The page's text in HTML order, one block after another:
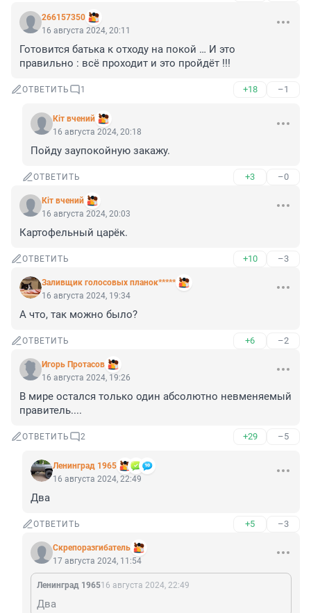
266157350
16 августа 2024, 20:11
Готовится батька к отходу на покой … И это
правильно : всё проходит и это пройдёт !!!
ОТВЕТИТЬ 1 +18 –1
Кiт вчений
16 августа 2024, 20:18
Пойду заупокойную закажу.
ОТВЕТИТЬ +3 –0
Кiт вчений
16 августа 2024, 20:03
Картофельный царёк.
ОТВЕТИТЬ +10 –3
Заливщик голосовых планок*****
16 августа 2024, 19:34
А что, так можно было?
ОТВЕТИТЬ +6 –2
Игорь Протасов
16 августа 2024, 19:26
В мире остался только один абсолютно невменяемый
правитель....
ОТВЕТИТЬ 2 +29 –5
Ленинград 1965
16 августа 2024, 22:49
Два
ОТВЕТИТЬ +5 –3
Скрепоразгибатель
17 августа 2024, 11:54
Ленинград 196516 августа 2024, 22:49
Два